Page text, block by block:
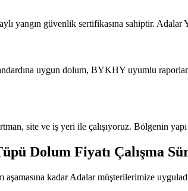
yangın güvenlik sertifikasına sahiptir.
uygun dolum, BYKHY uyumlu
site ve iş yeri ile çalışıyoruz. Bölgenin
Dolum Fiyatı Çalışma
kadar Adalar müşterilerimize